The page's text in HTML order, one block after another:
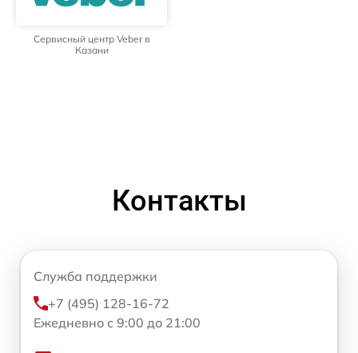
Сервисный центр Veber в
Казани
Контакты
Служба поддержки
+7 (495) 128-16-72
Ежедневно с 9:00 до 21:00